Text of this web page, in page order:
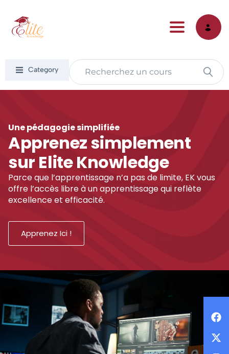
Toggle
Category
Une pédagogie simplifiée
Apprenez simplement
sur Elite Knowledge
Parce que l’apprentissage n’a pas de limite, EK vous
offre l’accès libre à un apprentissage qui reflète
excellence et efficacité.
Apprenez Ici !